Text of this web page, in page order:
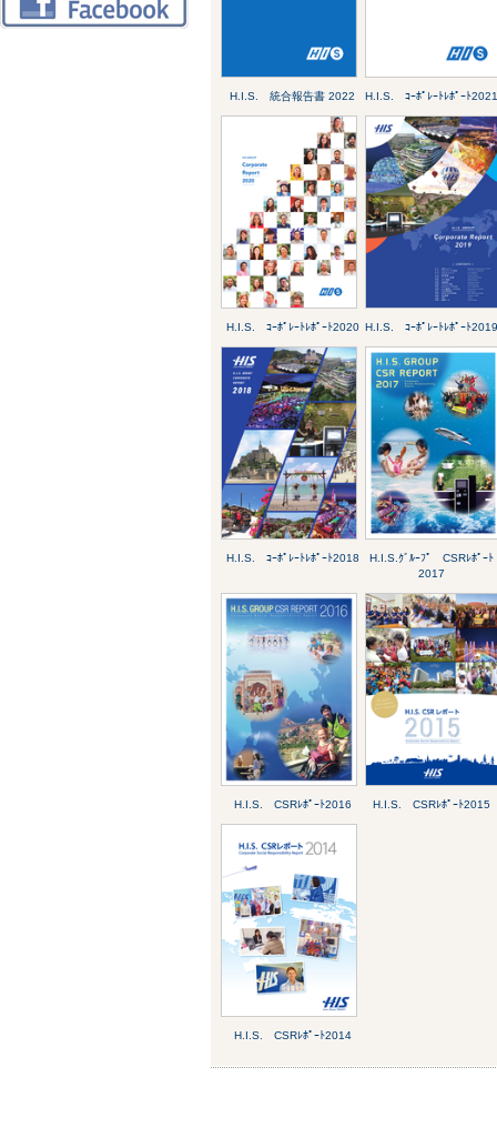
H.I.S. 統合報告書 2022 H.I.S. ｺｰﾎﾟﾚｰﾄﾚﾎﾟｰﾄ
H.I.S. ｺｰﾎﾟﾚｰﾄﾚﾎﾟｰﾄ2020 H.I.S. ｺｰﾎﾟﾚｰﾄﾚﾎﾟｰﾄ
H.I.S. ｺｰﾎﾟﾚｰﾄﾚﾎﾟｰﾄ2018
H.I.S.ｸﾞﾙｰﾌﾟ CSRﾚﾎﾟｰﾄ
2017
H.I.S. CSRﾚﾎﾟｰﾄ2016 H.I.S. CSRﾚﾎﾟｰﾄ2015
H.I.S. CSRﾚﾎﾟｰﾄ2014